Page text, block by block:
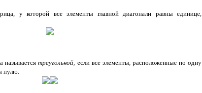
у которой все элементы главной диагонали равны единице,
называетсятреугольной, если все элементы, расположенные по одну
нулю: